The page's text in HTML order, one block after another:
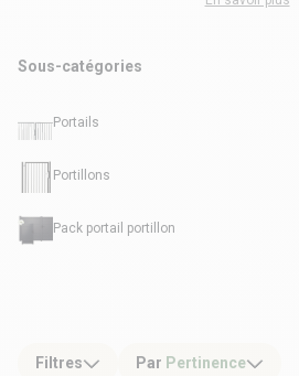
piquets dans le sol et des vis à bois. Notre
semblable à des
Sous-catégories
Portails
Portillons
Pack portail portillon
Filtres Par Pertinence